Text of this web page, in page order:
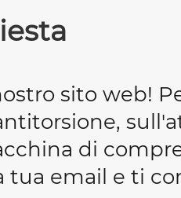
sito web!
di
tua email e ti